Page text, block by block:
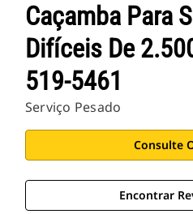
Caçamba Para
Difíceis De
519-5461
Serviço Pesado
Consulte
Encontrar